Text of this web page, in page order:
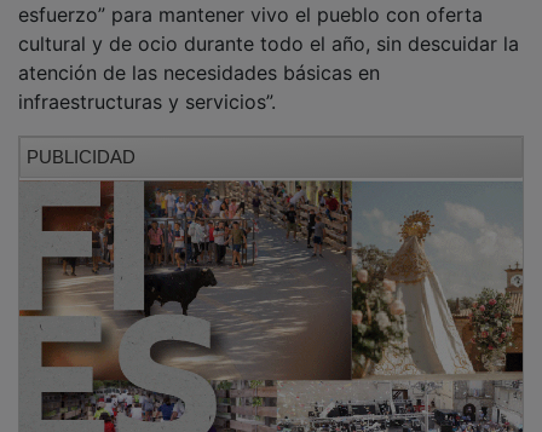
cultural y de ocio durante todo el año, sin descuidar la
atención de las necesidades básicas en
infraestructuras y servicios”.